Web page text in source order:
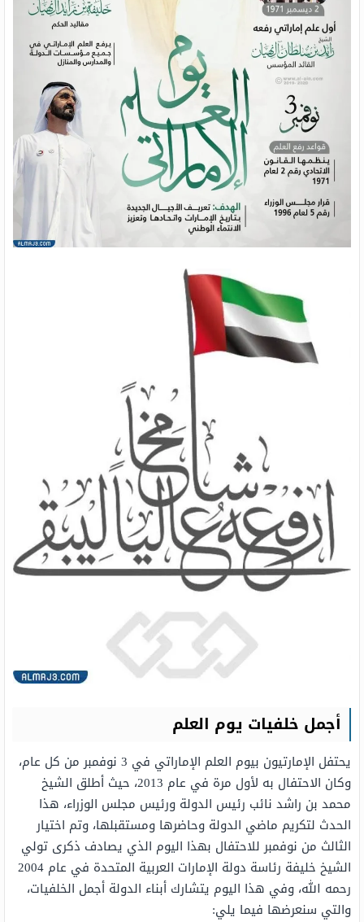
أجمل خلفيات يوم العلم
يحتفل الإمارتيون بيوم العلم الإماراتي في 3 نوفمبر من كل عام،
وكان الاحتفال به لأول مرة في عام 2013، حيث أطلق الشيخ
محمد بن راشد نائب رئيس الدولة ورئيس مجلس الوزراء، هذا
الحدث لتكريم ماضي الدولة وحاضرها ومستقبلها، وتم اختيار
الثالث من نوفمبر للاحتفال بهذا اليوم الذي يصادف ذكرى تولي
الشيخ خليفة رئاسة دولة الإمارات العربية المتحدة في عام 2004
رحمه الله، وفي هذا اليوم يتشارك أبناء الدولة أجمل الخلفيات،
والتي سنعرضها فيما يلي: